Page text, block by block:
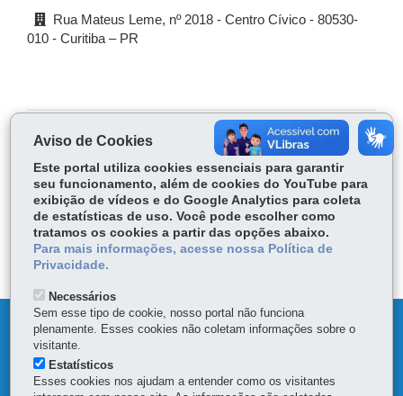
Rua Mateus Leme, nº 2018 - Centro Cívico - 80530-
010 - Curitiba – PR
COMPARTILHE:
Fa
ce
bo
Tw
itt
er
W
ha
ts
Ap
Imprimir
MAPA DO SITE
DENUNCIE CORRUPÇÃO
Aviso de Cookies
Este portal utiliza cookies essenciais para garantir
seu funcionamento, além de cookies do YouTube para
exibição de vídeos e do Google Analytics para coleta
de estatísticas de uso. Você pode escolher como
tratamos os cookies a partir das opções abaixo.
Para mais informações, acesse nossa Política de
Privacidade.
Necessários
Sem esse tipo de cookie, nosso portal não funciona
plenamente. Esses cookies não coletam informações sobre o
visitante.
Estatísticos
Esses cookies nos ajudam a entender como os visitantes